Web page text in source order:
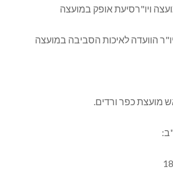
ויו"רסיעת אופק במועצה
הוועדה לאיכות הסביבה במועצה
מועצת כפר ורדים.